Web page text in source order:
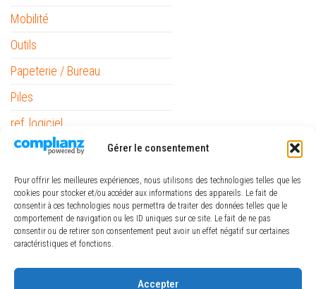
Gérer le consentement
Pour offrir les meilleures expériences, nous utilisons des technologies telles que les
cookies pour stocker et/ou accéder aux informations des appareils. Le fait de
consentir à ces technologies nous permettra de traiter des données telles que le
comportement de navigation ou les ID uniques sur ce site. Le fait de ne pas
consentir ou de retirer son consentement peut avoir un effet négatif sur certaines
caractéristiques et fonctions.
Accepter
Mobilité
Outils
Papeterie / Bureau
Piles
ref_logiciel
Rubans
Minimum Price
Maximum Price